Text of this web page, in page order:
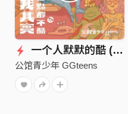
一个人默默的酷 (Ft.JOYCE)
公馆青少年 GGteens